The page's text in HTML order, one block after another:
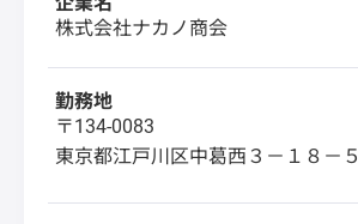
株式会社ナカノ商会
勤務地
〒134-0083
東京都江戸川区中葛西３－１８－５